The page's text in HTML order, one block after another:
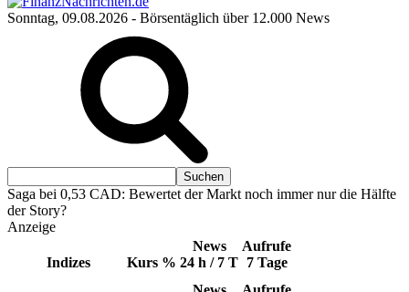
Sonntag, 09.08.2026 - Börsentäglich über 12.000 News
Saga bei 0,53 CAD: Bewertet der Markt noch immer nur die Hälfte
der Story?
Anzeige
Indizes Kurs %
News
24 h / 7 T
Aufrufe
7 Tage